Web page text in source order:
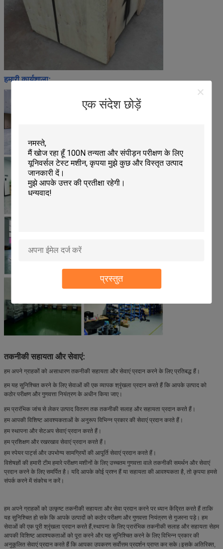
एक संदेश छोड़ें
प्रस्तुत
हमारी कार्यशाला:
तकनीकी सहायता और सेवाएं:
हम अपने ग्राहकों को असाधारण तकनीकी सहायता और सेवाएं प्रदान करने के लिए प्रतिबद्ध हैं।
हम यह सुनिश्चित करने के लिए सेवाओं की एक व्यापक श्रृंखला प्रदान करते हैं कि आपके उत्पाद को
कठोर परीक्षण और गुणवत्ता नियंत्रण के अधीन किया जाए।
हम प्रारंभिक जांच से लेकर उत्पाद वितरण तक तकनीकी सलाह और सहायता प्रदान करते हैं।
हम आपकी विशिष्ट आवश्यकताओं के अनुरूप विभिन्न प्रकार की सेवाएं प्रदान करते हैं।
हम स्थापना और सेटअप सेवाएं प्रदान करते हैं।
हम प्रशिक्षण और रखरखाव सेवाएं प्रदान करते हैं।
हम स्पेयर पार्ट्स और उपभोग्य सामग्रियों की आपूर्ति सेवाएं प्रदान करते हैं।
विशेषज्ञों की हमारी टीम हमारे परीक्षण मशीनों के लिए उच्चतम गुणवत्ता वाले तकनीकी समर्थन और सेवाएं
प्रदान करने के लिए समर्पित है। यदि आपके कोई प्रश्न हैं या सहायता की आवश्यकता है, तो कृपया हमसे
संपर्क करने में संकोच न करें।
हम अपने ग्राहकों को उत्कृष्ट तकनीकी सहायता और सेवा प्रदान करने पर ध्यान केंद्रित करते हैं ताकि
यह सुनिश्चित हो सके कि आपके उत्पादों को कठोर परीक्षण और गुणवत्ता नियंत्रण से गुजरना पड़े। हम
सेवाओं की एक पूरी श्रृंखला प्रदान करते हैं,स्थापना के लिए प्रारंभिक तकनीकी सलाह और सहायता सेहम
आपकी विशिष्ट आवश्यकताओं को पूरा करने और यह सुनिश्चित करने के लिए विभिन्न प्रकार की
अनुकूलित सेवाएं प्रदान करते हैं कि आपका उपकरण सर्वोत्तम प्रदर्शन प्राप्त कर सके।इसके अतिरिक्त,